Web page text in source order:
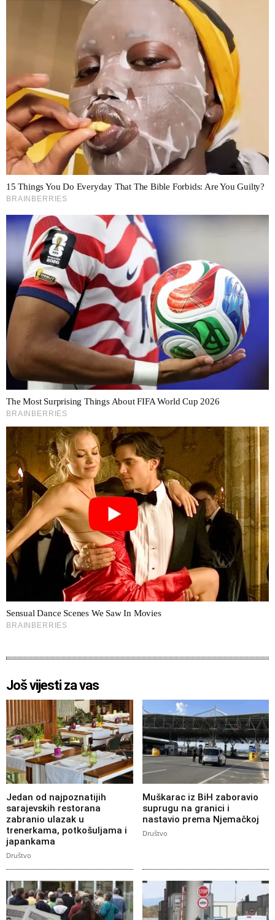
Još vijesti za vas
Jedan od najpoznatijih
sarajevskih restorana
zabranio ulazak u
trenerkama, potkošuljama i
japankama
Društvo
Muškarac iz BiH zaboravio
suprugu na granici i
nastavio prema Njemačkoj
Društvo